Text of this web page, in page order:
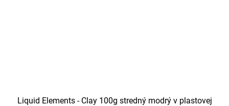
Liquid Elements - Clay 100g stredný modrý v plastovej